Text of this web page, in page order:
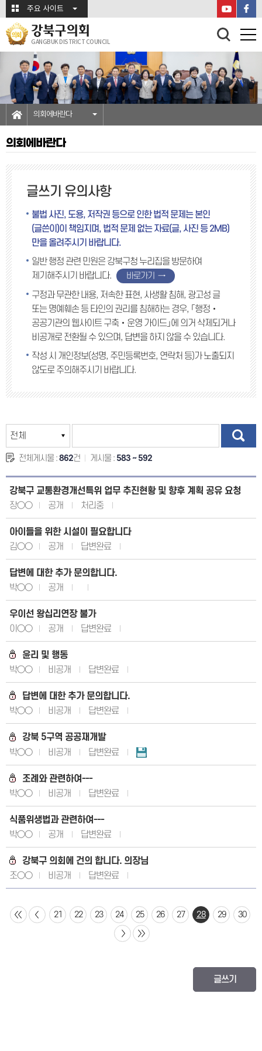
본문바로가기주요 사이트
강북구의회
GANGBUK DISTRICT COUNCIL
의회에바란다
의회에바란다
글쓰기 유의사항
불법 사진, 도용, 저작권 등으로 인한 법적 문제는 본인
(글쓴이)이 책임지며, 법적 문제 없는 자료(글, 사진 등 2MB)
만을 올려주시기 바랍니다.
일반 행정 관련 민원은 강북구청 누리집을 방문하여
제기해주시기 바랍니다.
바로가기
구정과 무관한 내용, 저속한 표현, 사생활 침해, 광고성 글
또는 명예훼손 등 타인의 권리를 침해하는 경우, 「행정‧
공공기관의 웹사이트 구축‧운영 가이드」에 의거 삭제되거나
비공개로 전환될 수 있으며, 답변을 하지 않을 수 있습니다.
작성 시 개인정보(성명, 주민등록번호, 연락처 등)가 노출되지
않도로 주의해주시기 바랍니다.
전체게시물 :862건 게시물 : 583 ~ 592
강북구 교통환경개선특위 업무 추진현황 및 향후 계획 공유 요청
장○○
공개 처리중
아이들을 위한 시설이 필요합니다
김○○
공개 답변완료
답변에 대한 추가 문의합니다.
박○○
공개
우이선 왕십리연장 불가
이○○
공개 답변완료
윤리 및 행동
박○○
비공개 답변완료
답변에 대한 추가 문의합니다.
박○○
비공개 답변완료
강북 5구역 공공재개발
박○○
비공개 답변완료
조례와 관련하여---
박○○
비공개 답변완료
식품위생법과 관련하여---
박○○
공개 답변완료
강북구 의회에 건의 합니다. 의장님
조○○
비공개 답변완료
21 22 23 24 25 26 27 28 29 30
글쓰기